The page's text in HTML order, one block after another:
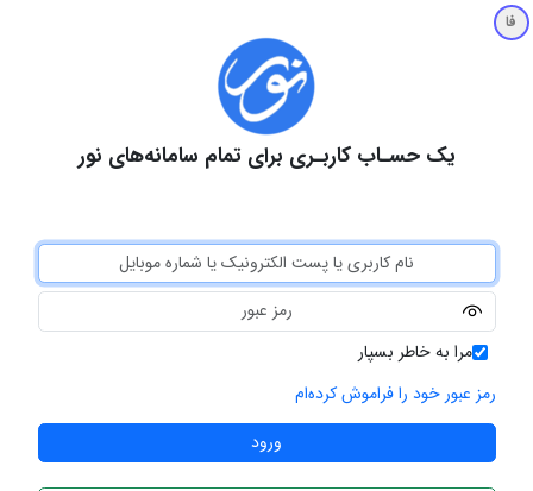
فا
یک حسـاب کاربـری برای تمام سامانه‌های نور
مرا به خاطر بسپار
رمز عبور خود را فراموش کرده‌ام